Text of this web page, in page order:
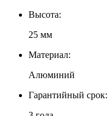
Высота:
25 мм
Материал:
Алюминий
Гарантийный срок: